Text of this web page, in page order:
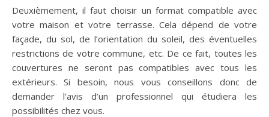
Deuxièmement, il faut choisir un format compatible avec
votre maison et votre terrasse. Cela dépend de votre
façade, du sol, de l’orientation du soleil, des éventuelles
restrictions de votre commune, etc. De ce fait, toutes les
couvertures ne seront pas compatibles avec tous les
extérieurs. Si besoin, nous vous conseillons donc de
demander l’avis d’un professionnel qui étudiera les
possibilités chez vous.